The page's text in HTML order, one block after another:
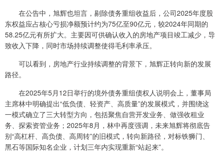
在公告中，旭辉也坦言，剔除债务重组收益后，公司2025年度股
东权益应占核心亏损净额预计约为75亿至90亿元，较2024年同期的
58.25亿元有所扩大。主要因可供确认收入的房地产项目竣工减少，导
致收入下降，同时市场持续调整使得毛利率承压。
可以看到，房地产行业持续调整的背景下，旭辉正转向新的发展
路径。
在2025年5月12日举行的境外债务重组债权人说明会上，董事局
主席林中明确提出“低负债、轻资产、高质量”的发展模式，并围绕这
一模式确立了三大转型方向，包括聚焦自营开发业务、做强收租业
务、探索资管业务；2025年8月，林中再度强调，未来旭辉将彻底告
别“高杠杆、高负债、高周转”的旧模式，转向新路径，对标铁狮门、
黑石等国际知名企业，计划三年内实现重新“站起来”。